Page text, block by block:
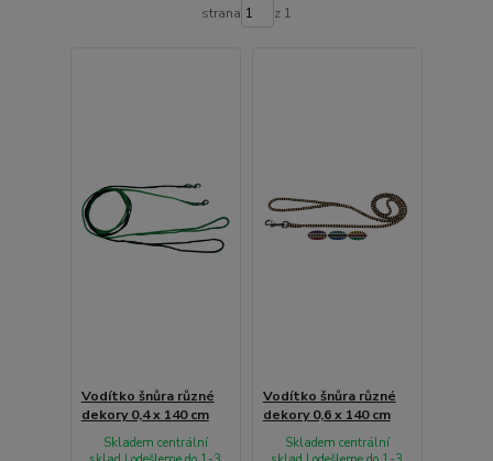
strana z 1
Vodítko šnůra různé
dekory 0,4 x 140 cm
Skladem centrální
Vodítko šnůra různé
dekory 0,6 x 140 cm
Skladem centrální